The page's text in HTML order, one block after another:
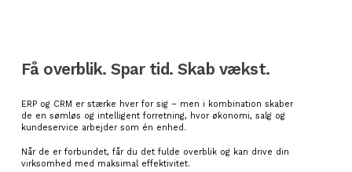
Få overblik. Spar tid. Skab vækst.
ERP og CRM er stærke hver for sig – men i kombination skaber
de en sømløs og intelligent forretning, hvor økonomi, salg og
kundeservice arbejder som én enhed.
Når de er forbundet, får du det fulde overblik og kan drive din
virksomhed med maksimal effektivitet.